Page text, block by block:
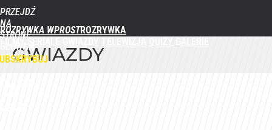
PRZEJDŹ
NA
STRONĘ
GŁÓWNĄ
WPROST.PL
ROZRYWKA WPROST
GWIAZDY